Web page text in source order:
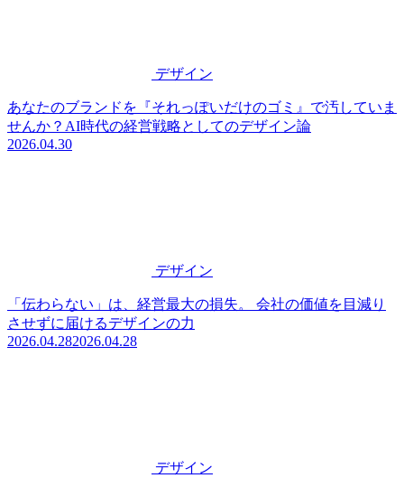
デザイン
あなたのブランドを『それっぽいだけのゴミ』で汚していま
せんか？AI時代の経営戦略としてのデザイン論
2026.04.30
デザイン
「伝わらない」は、経営最大の損失。 会社の価値を目減り
させずに届けるデザインの力
2026.04.282026.04.28
デザイン